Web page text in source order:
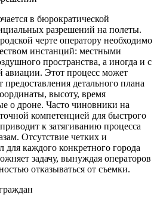
в бюрократической
разрешений на полеты.
черте оператору необходимо
инстанций: местными
пространства, а иногда и с
авиации. Этот процесс может
предоставления детального плана
высоту, время
о дроне. Часто чиновники на
компетенцией для быстрого
к затягиванию процесса
Отсутствие четких и
каждого конкретного города
задачу, вынуждая операторов
отказываться от съемки.